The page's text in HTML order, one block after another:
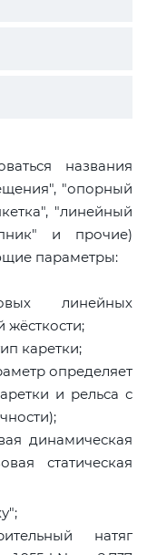
названия
"опорный
"линейный
и прочие)
параметры:
линейных
каретки;
определяет
и рельса с
динамическая
статическая
натяг